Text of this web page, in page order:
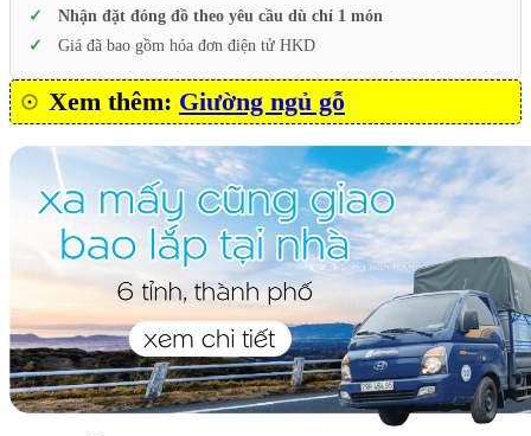
Nhận đặt đóng đồ theo yêu cầu dù chỉ 1 món
Giá đã bao gồm hóa đơn điện tử HKD
Xem thêm: Giường ngủ gỗ